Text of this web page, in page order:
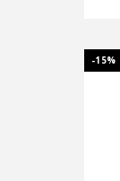
-15%